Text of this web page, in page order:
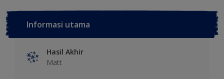
Informasi utama
Hasil Akhir
Matt